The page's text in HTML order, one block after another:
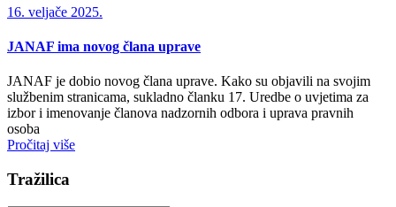
16. veljače 2025.
JANAF ima novog člana uprave
JANAF je dobio novog člana uprave. Kako su objavili na svojim
službenim stranicama, sukladno članku 17. Uredbe o uvjetima za
izbor i imenovanje članova nadzornih odbora i uprava pravnih
osoba
Pročitaj više
Tražilica